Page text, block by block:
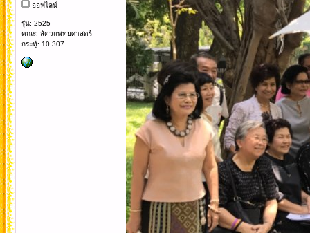
ออฟไลน์
รุ่น: 2525
คณะ: สัตวแพทยศาสตร์
กระทู้: 10,307